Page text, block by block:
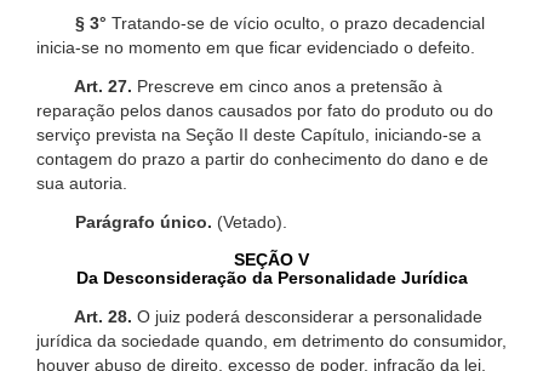
§ 3° Tratando-se de vício oculto, o prazo decadencial
inicia-se no momento em que ficar evidenciado o defeito.
Art. 27. Prescreve em cinco anos a pretensão à
reparação pelos danos causados por fato do produto ou do
serviço prevista na Seção II deste Capítulo, iniciando-se a
contagem do prazo a partir do conhecimento do dano e de
sua autoria.
Parágrafo único. (Vetado).
SEÇÃO V
Da Desconsideração da Personalidade Jurídica
Art. 28. O juiz poderá desconsiderar a personalidade
jurídica da sociedade quando, em detrimento do consumidor,
houver abuso de direito, excesso de poder, infração da lei,